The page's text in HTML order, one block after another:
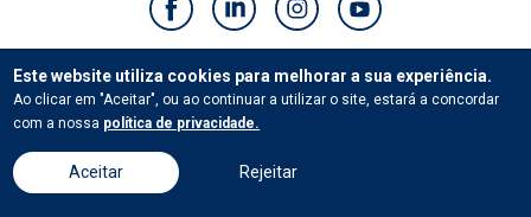
Contactos
Condições|Políticas de privacidade
Este website utiliza cookies para melhorar a sua experiência.
Ao clicar em "Aceitar", ou ao continuar a utilizar o site, estará a concordar
com a nossa política de privacidade.
Aceitar Rejeitar